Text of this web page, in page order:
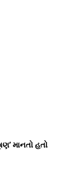
માનતો હતો